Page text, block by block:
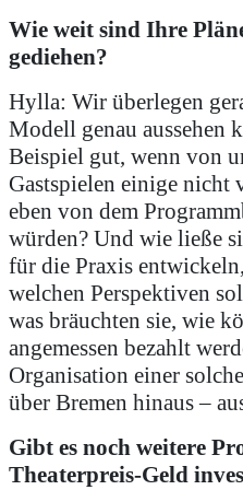
Wie weit sind Ihre
gediehen?
Hylla: Wir überlegen
Modell genau aussehen
Beispiel gut, wenn von
Gastspielen einige nicht
eben von dem
würden? Und wie ließe
für die Praxis
welchen Perspektiven
was bräuchten sie, wie
angemessen bezahlt
Organisation einer
über Bremen hinaus –
Gibt es noch weitere
Theaterpreis-Geld